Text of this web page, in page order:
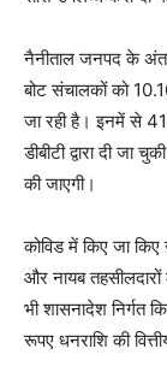
नैनीताल जनपद के
बोट संचालकों को
जा रही है। इनमें से
डीबीटी द्वारा दी जा
की जाएगी।
कोविड में किए जा किए
और नायब
भी शासनादेश निर्गत
रूपए धनराशि की